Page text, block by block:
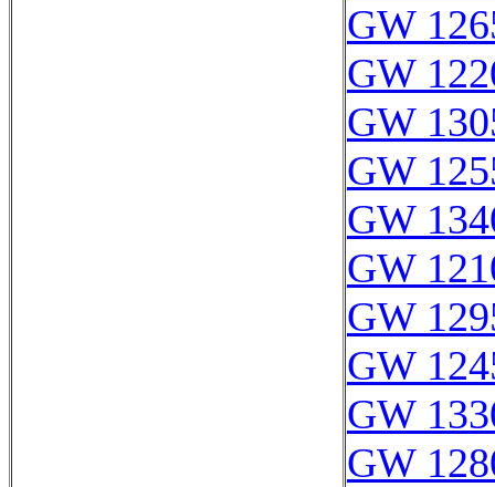
GW
GW
GW
GW
GW
GW
GW
GW
GW
GW